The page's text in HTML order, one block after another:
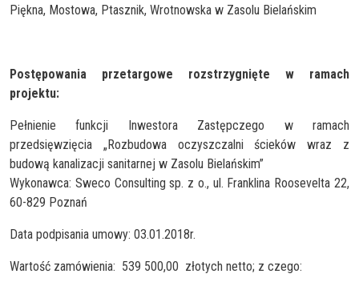
Piękna, Mostowa, Ptasznik, Wrotnowska w Zasolu Bielańskim
Postępowania przetargowe rozstrzygnięte w ramach
projektu:
Pełnienie funkcji Inwestora Zastępczego w ramach
przedsięwzięcia „Rozbudowa oczyszczalni ścieków wraz z
budową kanalizacji sanitarnej w Zasolu Bielańskim”
Wykonawca: Sweco Consulting sp. z o., ul. Franklina Roosevelta 22,
60-829 Poznań
Data podpisania umowy: 03.01.2018r.
Wartość zamówienia: 539 500,00 złotych netto; z czego: